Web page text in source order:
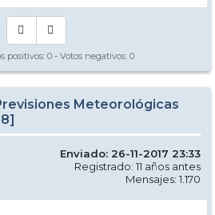
positivos: 0 - Votos negativos: 0
Meteorológicas
Enviado: 26-11-2017 23:33
Registrado: 11 años antes
Mensajes: 1.170